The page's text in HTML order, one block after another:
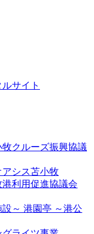
サイト
牧クルーズ振興協議
アシス苫小牧
港利用促進協議会
港園亭 ～港公